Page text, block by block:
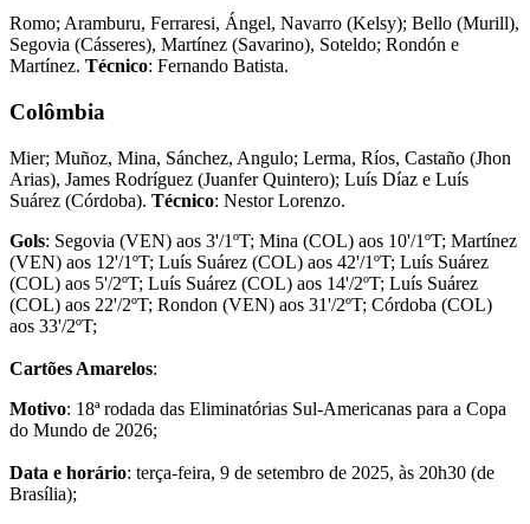
Romo; Aramburu, Ferraresi, Ángel, Navarro (Kelsy); Bello (Murill),
Segovia (Cásseres), Martínez (Savarino), Soteldo; Rondón e
Martínez. Técnico: Fernando Batista.
Colômbia
Mier; Muñoz, Mina, Sánchez, Angulo; Lerma, Ríos, Castaño (Jhon
Arias), James Rodríguez (Juanfer Quintero); Luís Díaz e Luís
Suárez (Córdoba). Técnico: Nestor Lorenzo.
Gols: Segovia (VEN) aos 3'/1ºT; Mina (COL) aos 10'/1ºT; Martínez
(VEN) aos 12'/1ºT; Luís Suárez (COL) aos 42'/1ºT; Luís Suárez
(COL) aos 5'/2ºT; Luís Suárez (COL) aos 14'/2ºT; Luís Suárez
(COL) aos 22'/2ºT; Rondon (VEN) aos 31'/2ºT; Córdoba (COL)
aos 33'/2ºT;
Cartões Amarelos:
Motivo: 18ª rodada das Eliminatórias Sul-Americanas para a Copa
do Mundo de 2026;
Data e horário: terça-feira, 9 de setembro de 2025, às 20h30 (de
Brasília);